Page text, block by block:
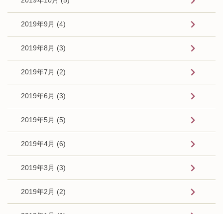
2019年9月 (4)
2019年8月 (3)
2019年7月 (2)
2019年6月 (3)
2019年5月 (5)
2019年4月 (6)
2019年3月 (3)
2019年2月 (2)